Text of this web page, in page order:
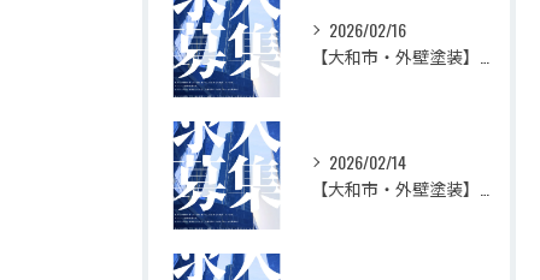
2026/02/16
【大和市・外壁塗装】株式会社シモダで一緒に働いてみませんか？職人さん募集中
2026/02/14
【大和市・外壁塗装】株式会社シモダの想い